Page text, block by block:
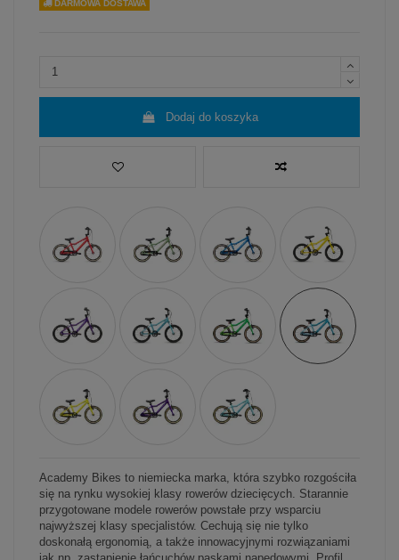
DARMOWA DOSTAWA
Dodaj do koszyka
Academy Bikes to niemiecka marka, która szybko rozgościła
się na rynku wysokiej klasy rowerów dziecięcych. Starannie
przygotowane modele rowerów powstałe przy wsparciu
najwyższej klasy specjalistów. Cechują się nie tylko
doskonałą ergonomią, a także innowacyjnymi rozwiązaniami